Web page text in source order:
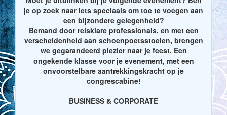
je op zoek naar iets speciaals om toe te voegen aan
een bijzondere gelegenheid?
Bemand door reisklare professionals, en met een
verscheidenheid aan schoenpoetsstoelen, brengen
we gegarandeerd plezier naar je feest. Een
ongekende klasse voor je evenement, met een
onvoorstelbare aantrekkingskracht op je
congrescabine!
BUSINESS & CORPORATE